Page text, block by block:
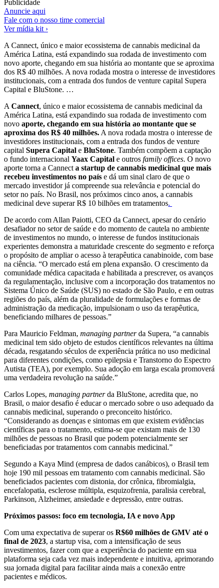
Publicidade
Anuncie aqui
Fale com o nosso time comercial
Ver mídia kit ›
A Cannect, único e maior ecossistema de cannabis medicinal da
América Latina, está expandindo sua rodada de investimento com
novo aporte, chegando em sua história ao montante que se aproxima
dos R$ 40 milhões. A nova rodada mostra o interesse de investidores
institucionais, com a entrada dos fundos de venture capital Supera
Capital e BluStone. …
A Cannect, único e maior ecossistema de cannabis medicinal da
América Latina, está expandindo sua rodada de investimento com
novo aporte, chegando em sua história ao montante que se
aproxima dos R$ 40 milhões. A nova rodada mostra o interesse de
investidores institucionais, com a entrada dos fundos de venture
capital Supera Capital e BluStone. Também compõem a captação
o fundo internacional Yaax Capital e outros family offices. O novo
aporte torna a Cannect a startup de cannabis medicinal que mais
recebeu investimentos no país e dá um sinal claro de que o
mercado investidor já compreende sua relevância e potencial do
setor no país. No Brasil, nos próximos cinco anos, a cannabis
medicinal deve superar R$ 10 bilhões em tratamentos.
De acordo com Allan Paiotti, CEO da Cannect, apesar do cenário
desafiador no setor de saúde e do momento de cautela no ambiente
de investimentos no mundo, o interesse de fundos institucionais
experientes demonstra a maturidade crescente do segmento e reforça
o propósito de ampliar o acesso à terapêutica canabinoide, com base
na ciência. “O mercado está em plena expansão. O crescimento da
comunidade médica capacitada e habilitada a prescrever, os avanços
da regulamentação, inclusive com a incorporação dos tratamentos no
Sistema Único de Saúde (SUS) no estado de São Paulo, e em outras
regiões do país, além da pluralidade de formulações e formas de
administração da medicação, impulsionam o uso da terapêutica,
beneficiando milhares de pessoas.”
Para Mauricio Feldman, managing partnerda Supera, “a cannabis
medicinal tem sido objeto de estudos científicos relevantes na última
década, resgatando séculos de experiência prática no uso medicinal
para diferentes condições, como epilepsia e Transtorno do Espectro
Autista (TEA), por exemplo. Sua adoção em larga escala promoverá
uma verdadeira revolução na saúde.”
Carlos Lopes, managing partnerda BluStone, acredita que, no
Brasil, o maior desafio é educar o mercado sobre o uso adequado da
cannabis medicinal, superando o preconceito histórico.
“Considerando as doenças e sintomas em que existem evidências
científicas para o tratamento, estima-se que existam mais de 130
milhões de pessoas no Brasil que podem potencialmente ser
beneficiadas por tratamentos com cannabis medicinal.”
Segundo a Kaya Mind (empresa de dados canábicos), o Brasil tem
hoje 190 mil pessoas em tratamento com cannabis medicinal. São
beneficiados pacientes com distonia, dor crônica, fibromialgia,
encefalopatia, esclerose múltipla, esquizofrenia, paralisia cerebral,
Parkinson, Alzheimer, ansiedade e depressão, entre outras.
Próximos passos: foco em tecnologia, IA e novo App
Com uma expectativa de superar os R$60 milhões de GMV até o
final de 2023, a startup visa, com a intensificação de seus
investimentos, fazer com que a experiência do paciente em sua
plataforma seja cada vez mais independente e intuitiva, aprimorando
sua jornada digital para facilitar ainda mais a conexão entre
pacientes e médicos.